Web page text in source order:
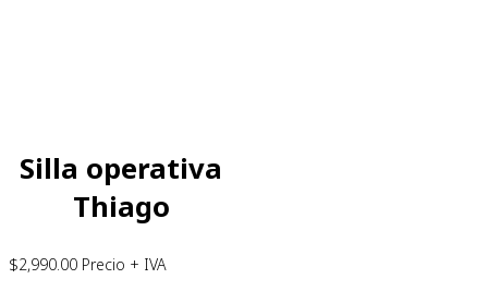
Silla operativa
Thiago
$2,990.00 Precio + IVA